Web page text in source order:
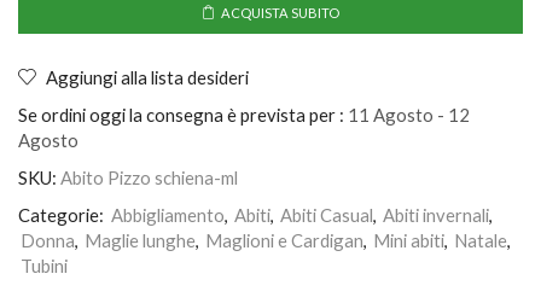
ACQUISTA SUBITO
Aggiungi alla lista desideri
Se ordini oggi la consegna è prevista per : 11 Agosto - 12
Agosto
SKU: Abito Pizzo schiena-ml
Categorie: Abbigliamento, Abiti, Abiti Casual, Abiti invernali,
Donna, Maglie lunghe, Maglioni e Cardigan, Mini abiti, Natale,
Tubini